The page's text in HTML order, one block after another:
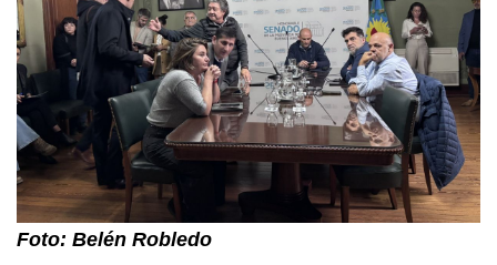
Foto: Belén Robledo